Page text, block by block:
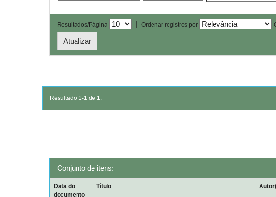
Resultados/Página | Ordenar registros por
Resultado 1-1 de 1.
Conjunto de itens:
Data do
documento
Título